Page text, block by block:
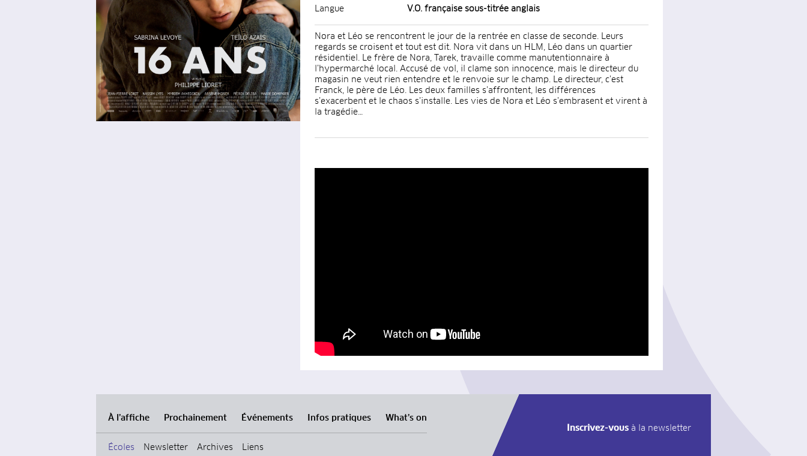
Langue V.O. française sous-titrée anglais
Nora et Léo se rencontrent le jour de la rentrée en classe de seconde. Leurs
regards se croisent et tout est dit. Nora vit dans un HLM, Léo dans un quartier
résidentiel. Le frère de Nora, Tarek, travaille comme manutentionnaire à
l’hypermarché local. Accusé de vol, il clame son innocence, mais le directeur du
magasin ne veut rien entendre et le renvoie sur le champ. Le directeur, c’est
Franck, le père de Léo. Les deux familles s’affrontent, les différences
s’exacerbent et le chaos s’installe. Les vies de Nora et Léo s’embrasent et virent à
la tragédie…
Inscrivez-vous à la newsletter
À l’affiche Prochainement Événements Infos pratiques What’s on
Écoles Newsletter Archives Liens